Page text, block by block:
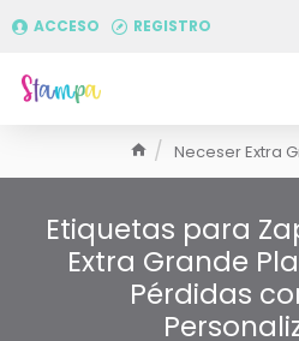
ACCESO REGISTRO
Neceser Extra
Etiquetas para
Extra Grande
Pérdidas